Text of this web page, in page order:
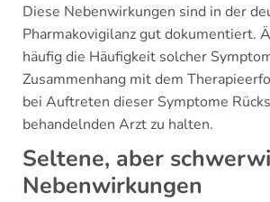
Diese Nebenwirkungen sind in der
Pharmakovigilanz gut dokumentiert.
häufig die Häufigkeit solcher
Zusammenhang mit dem
bei Auftreten dieser Symptome
behandelnden Arzt zu halten.
Seltene, aber
Nebenwirkungen